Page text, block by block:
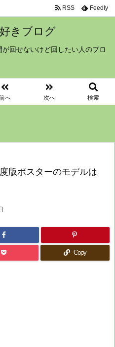
きブログ
回せないけど回したい人のブロ
へ 次へ 検索
RSS Feedly
版ポスターのモデルは
Copy